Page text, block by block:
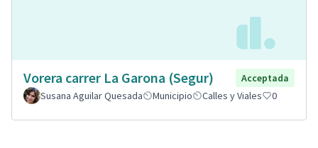
Vorera carrer La Garona (Segur)
Acceptada
Susana Aguilar Quesada
Municipio Calles y Viales 0